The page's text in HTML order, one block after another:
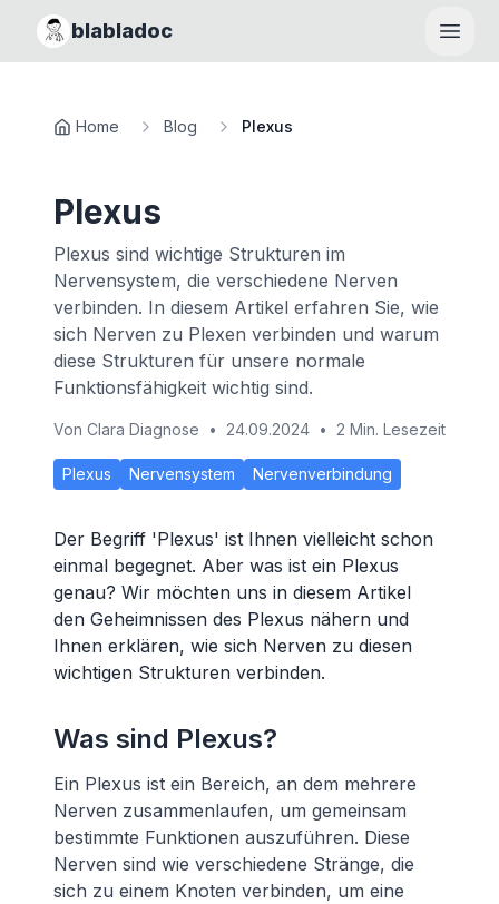
blabladoc
Home Blog Plexus
Plexus
Plexus sind wichtige Strukturen im
Nervensystem, die verschiedene Nerven
verbinden. In diesem Artikel erfahren Sie, wie
sich Nerven zu Plexen verbinden und warum
diese Strukturen für unsere normale
Funktionsfähigkeit wichtig sind.
Von Clara Diagnose • 24.09.2024 • 2 Min. Lesezeit
Plexus Nervensystem Nervenverbindung
Der Begriff 'Plexus' ist Ihnen vielleicht schon
einmal begegnet. Aber was ist ein Plexus
genau? Wir möchten uns in diesem Artikel
den Geheimnissen des Plexus nähern und
Ihnen erklären, wie sich Nerven zu diesen
wichtigen Strukturen verbinden.
Was sind Plexus?
Ein Plexus ist ein Bereich, an dem mehrere
Nerven zusammenlaufen, um gemeinsam
bestimmte Funktionen auszuführen. Diese
Nerven sind wie verschiedene Stränge, die
sich zu einem Knoten verbinden, um eine